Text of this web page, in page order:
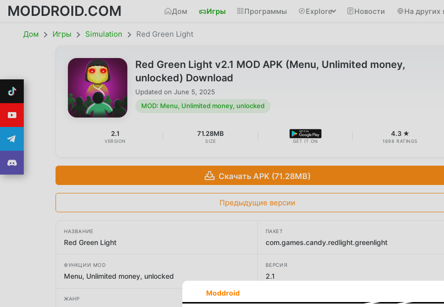
MODDROID.COM Дом Игры Программы Explore Новости На других
Дом Игры Simulation Red Green Light
Red Green Light v2.1 MOD APK (Menu, Unlimited money,
unlocked) Download
Updated on June 5, 2025
MOD: Menu, Unlimited money, unlocked
2.1
VERSION
71.28MB
SIZE GET IT ON
4.3 ★
1698 RATINGS
Скачать APK (71.28MB)
Предыдущие версии
НАЗВАНИЕ
Red Green Light
ПАКЕТ
com.games.candy.redlight.greenlight
ФУНКЦИИ MOD
Menu, Unlimited money, unlocked
ВЕРСИЯ
2.1
ЖАНР
Moddroid